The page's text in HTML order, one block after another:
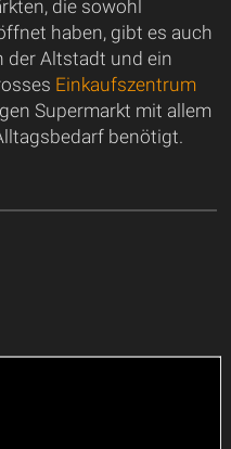
die sowohl
haben, gibt es auch
der Altstadt und ein
Einkaufszentrum
Supermarkt mit allem
benötigt.